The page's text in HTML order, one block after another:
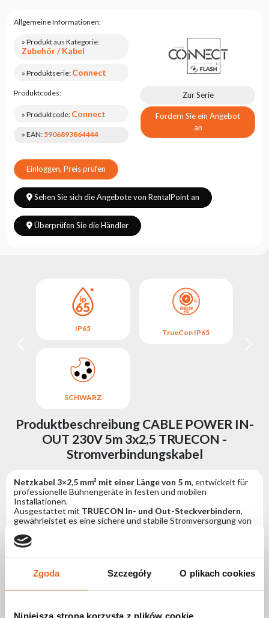
Zgoda Szczegóły O plikach cookies
Niniejsza strona korzysta z plików cookie
Fragen
Wählen
Serie
Allgemeine Informationen:
» Produkt aus Kategorie:
Zubehör / Kabel
» Produktserie: Connect
Produktcodes:
» Produktcode: Connect
» EAN: 5906893864444
Zur Serie
Fordern Sie ein Angebot
an
Einloggen, Preis prüfen
Sehen Sie sich die Angebote von RentalPoint an
Überprüfen Sie die Händler
IP65
SCHWARZ
TrueCon IP65
Produktbeschreibung CABLE POWER IN-
OUT 230V 5m 3x2,5 TRUECON -
Stromverbindungskabel
Netzkabel 3×2,5 mm² mit einer Länge von 5 m, entwickelt für
professionelle Bühnengeräte in festen und mobilen
Installationen.
Ausgestattet mit TRUECON In- und Out-Steckverbindern,
gewährleistet es eine sichere und stabile Stromversorgung von
Das Kabel zeichnet sich durch eine hohe Strombelastbarkeit
und Zuverlässigkeit bei intensiver Nutzung aus und erleichtert
sowie beschleunigt die Installation von Beleuchtungssystemen
mit professionellen Stromsteckverbindern erheblich.
5m 3x2,5 TRUECON -